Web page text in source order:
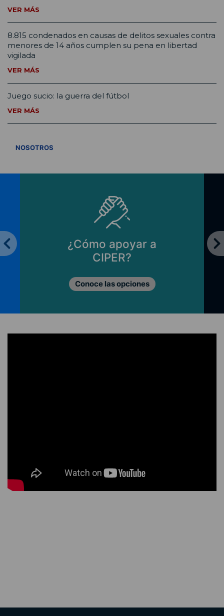
VER MÁS
8.815 condenados en causas de delitos sexuales contra
menores de 14 años cumplen su pena en libertad
vigilada
VER MÁS
Juego sucio: la guerra del fútbol
VER MÁS
NOSOTROS
¿Cómo apoyar a
CIPER?
Conoce las opciones